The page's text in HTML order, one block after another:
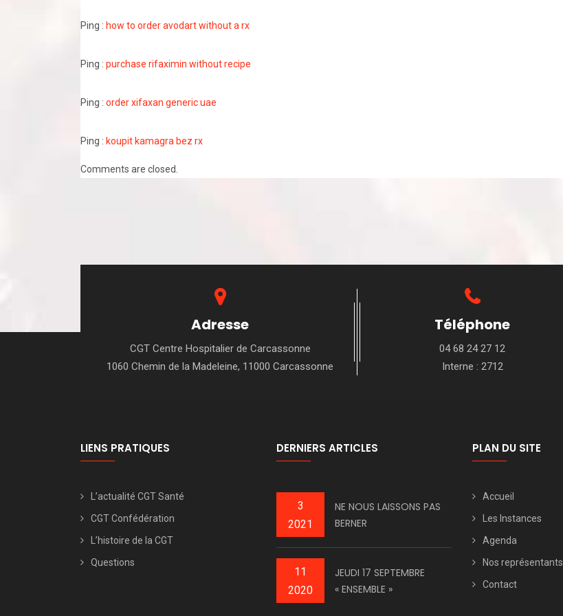
Ping : how to order avodart without a rx
Ping : purchase rifaximin without recipe
Ping : order xifaxan generic uae
Ping : koupit kamagra bez rx
Comments are closed.
Adresse
CGT Centre Hospitalier de Carcassonne
1060 Chemin de la Madeleine, 11000 Carcassonne
Téléphone
04 68 24 27 12
Interne : 2712
LIENS PRATIQUES
L’actualité CGT Santé
CGT Confédération
L’histoire de la CGT
Questions
DERNIERS ARTICLES
3
2021
NE NOUS LAISSONS PAS
BERNER
11
2020
JEUDI 17 SEPTEMBRE
« ENSEMBLE »
PLAN DU SITE
Accueil
Les Instances
Agenda
Nos représentants
Contact